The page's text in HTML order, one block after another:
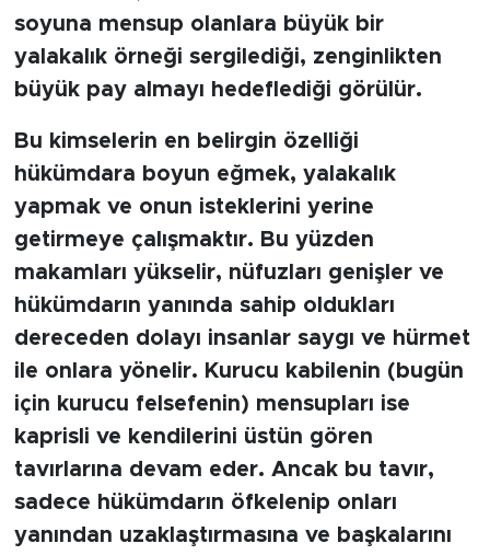
soyuna mensup olanlara büyük bir
yalakalık örneği sergilediği, zenginlikten
büyük pay almayı hedeflediği görülür.
Bu kimselerin en belirgin özelliği
hükümdara boyun eğmek, yalakalık
yapmak ve onun isteklerini yerine
getirmeye çalışmaktır. Bu yüzden
makamları yükselir, nüfuzları genişler ve
hükümdarın yanında sahip oldukları
dereceden dolayı insanlar saygı ve hürmet
ile onlara yönelir. Kurucu kabilenin (bugün
için kurucu felsefenin) mensupları ise
kaprisli ve kendilerini üstün gören
tavırlarına devam eder. Ancak bu tavır,
sadece hükümdarın öfkelenip onları
yanından uzaklaştırmasına ve başkalarını